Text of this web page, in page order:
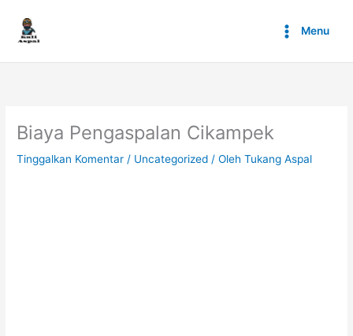
konten
Menu
Biaya Pengaspalan Cikampek
Tinggalkan Komentar / Uncategorized / OlehTukang Aspal